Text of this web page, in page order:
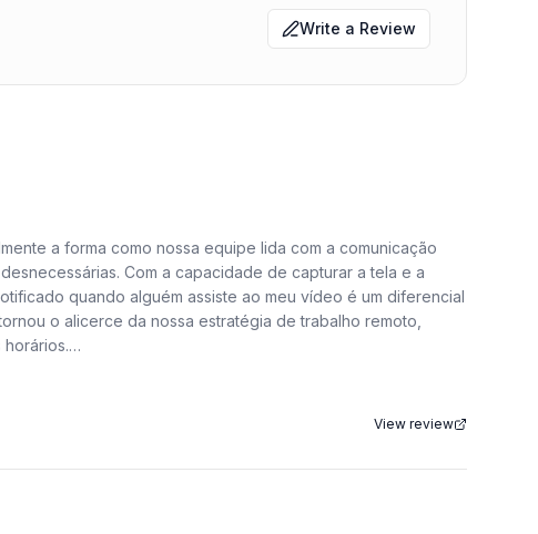
Write a Review
a forma como nossa equipe lida com a comunicação
Com a capacidade de capturar a tela e a
quando alguém assiste ao meu vídeo é um diferencial
o alicerce da nossa estratégia de trabalho remoto,
no seu próprio ritmo, sem a pressão de uma reunião ao
diretamente na plataforma é uma mão na roda. Posso
View review